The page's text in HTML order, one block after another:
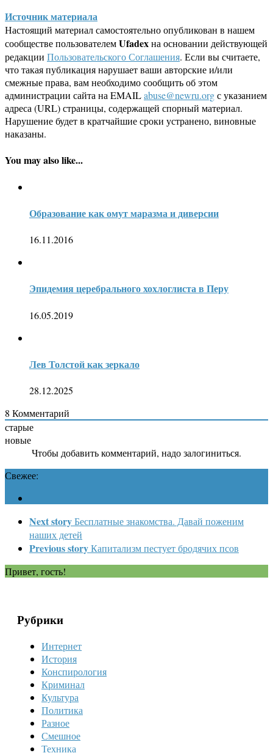
Источник материала
Настоящий материал самостоятельно опубликован в нашем
сообществе пользователемUfadexна основании действующей
редакции Пользовательского Соглашения. Если вы считаете,
что такая публикация нарушает ваши авторские и/или
смежные права, вам необходимо сообщить об этом
администрации сайта на EMAILabuse@newru.orgс указанием
адреса (URL) страницы, содержащей спорный материал.
Нарушение будет в кратчайшие сроки устранено, виновные
наказаны.
You may also like...
Образование как омут маразма и диверсии
16.11.2016
Эпидемия церебрального хохлоглиста в Перу
16.05.2019
Лев Толстой как зеркало
28.12.2025
8 Комментарий
старые
новые
Чтобы добавить комментарий, надо залогиниться.
Свежее:
Next storyБесплатные знакомства. Давай поженим
наших детей
Previous storyКапитализм пестует бродячих псов
Привет, гость!
Рубрики
Интернет
История
Конспирология
Криминал
Культура
Политика
Разное
Смешное
Техника